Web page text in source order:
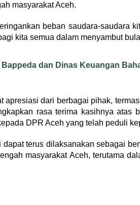
masyarakat Aceh.
beban saudara-saudara
kita semua dalam menyambut
Bappeda dan Dinas Keuangan
apresiasi dari berbagai pihak,
rasa terima kasihnya atas
DPR Aceh yang telah peduli
terus dilaksanakan sebagai
masyarakat Aceh, terutama